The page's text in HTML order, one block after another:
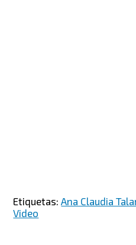
Etiquetas:Ana Claudia
Video